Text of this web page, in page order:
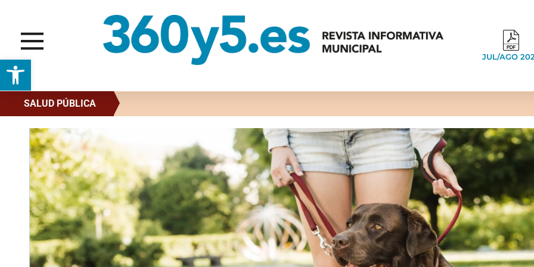
Abrir barra de herramientas JUL/AGO
SALUD PÚBLICA